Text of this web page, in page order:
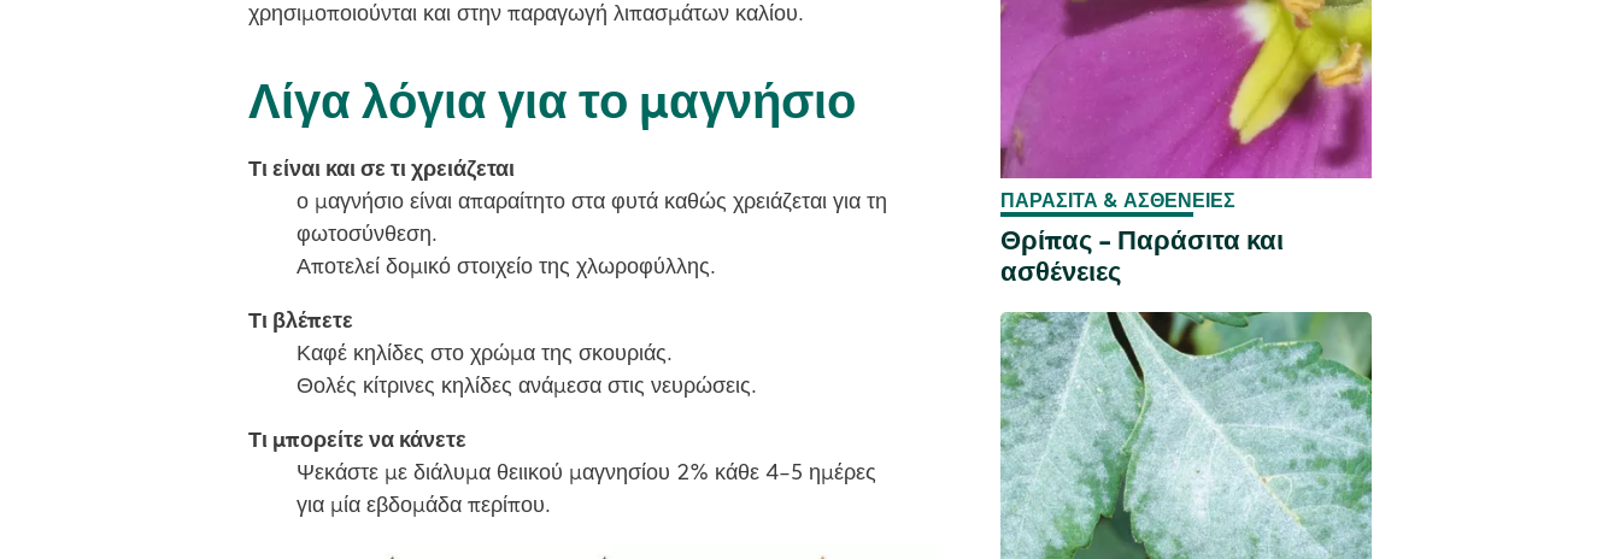
χρησιμοποιούνται και στην παραγωγή λιπασμάτων καλίου.
Λίγα λόγια για το μαγνήσιο
Τι είναι και σε τι χρειάζεται
ο μαγνήσιο είναι απαραίτητο στα φυτά καθώς χρειάζεται για τη
φωτοσύνθεση.
Αποτελεί δομικό στοιχείο της χλωροφύλλης.
Τι βλέπετε
Καφέ κηλίδες στο χρώμα της σκουριάς.
Θολές κίτρινες κηλίδες ανάμεσα στις νευρώσεις.
Τι μπορείτε να κάνετε
Ψεκάστε με διάλυμα θειικού μαγνησίου 2% κάθε 4-5 ημέρες
για μία εβδομάδα περίπου.
ΠΑΡΆΣΙΤΑ & ΑΣΘΈΝΕΙΕΣ
Θρίπας - Παράσιτα και
ασθένειες